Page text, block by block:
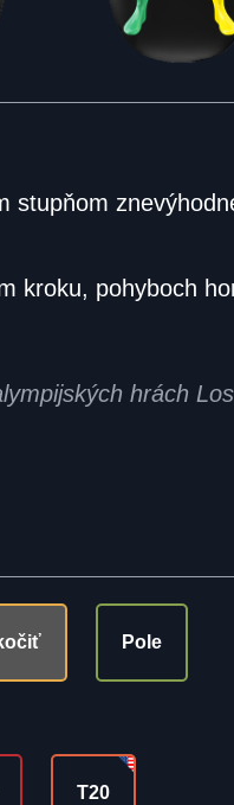
kroku, pohyboch
hrách
Pole
T20